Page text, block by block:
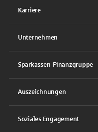
Karriere
Unternehmen
Sparkassen-Finanzgruppe
Auszeichnungen
Soziales Engagement